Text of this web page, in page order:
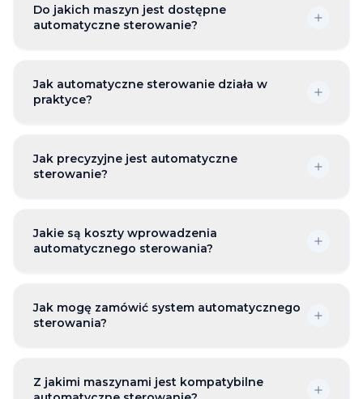
Do jakich maszyn jest dostępne
automatyczne sterowanie?
Jak automatyczne sterowanie działa w
praktyce?
Jak precyzyjne jest automatyczne
sterowanie?
Jakie są koszty wprowadzenia
automatycznego sterowania?
Jak mogę zamówić system automatycznego
sterowania?
Z jakimi maszynami jest kompatybilne